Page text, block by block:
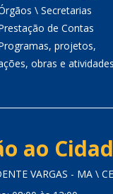
\ Secretarias
de Contas
projetos,
obras e atividades
ao
VARGAS - MA \